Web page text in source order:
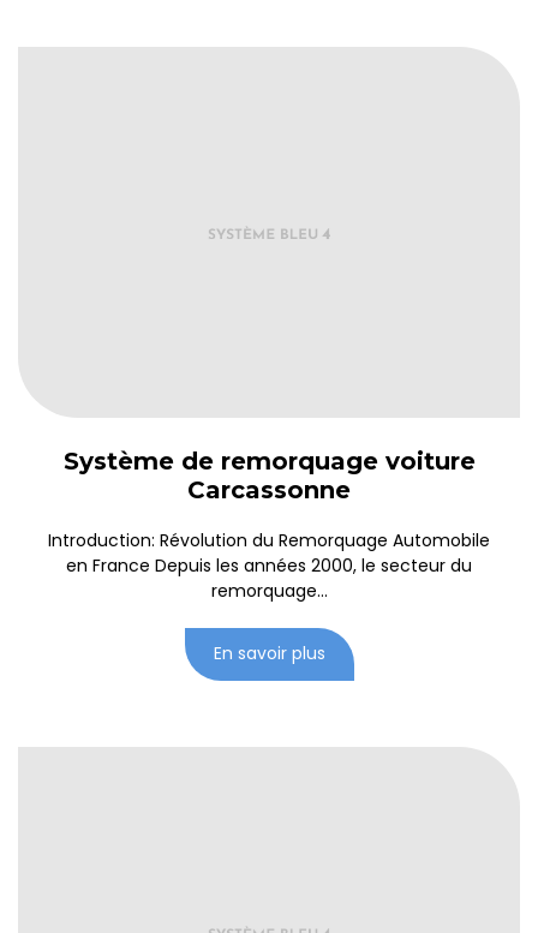
Système de remorquage voiture
Carcassonne
Introduction: Révolution du Remorquage Automobile
en France Depuis les années 2000, le secteur du
remorquage...
En savoir plus